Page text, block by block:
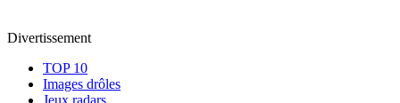
Divertissement
TOP 10
Images drôles
Jeux radars